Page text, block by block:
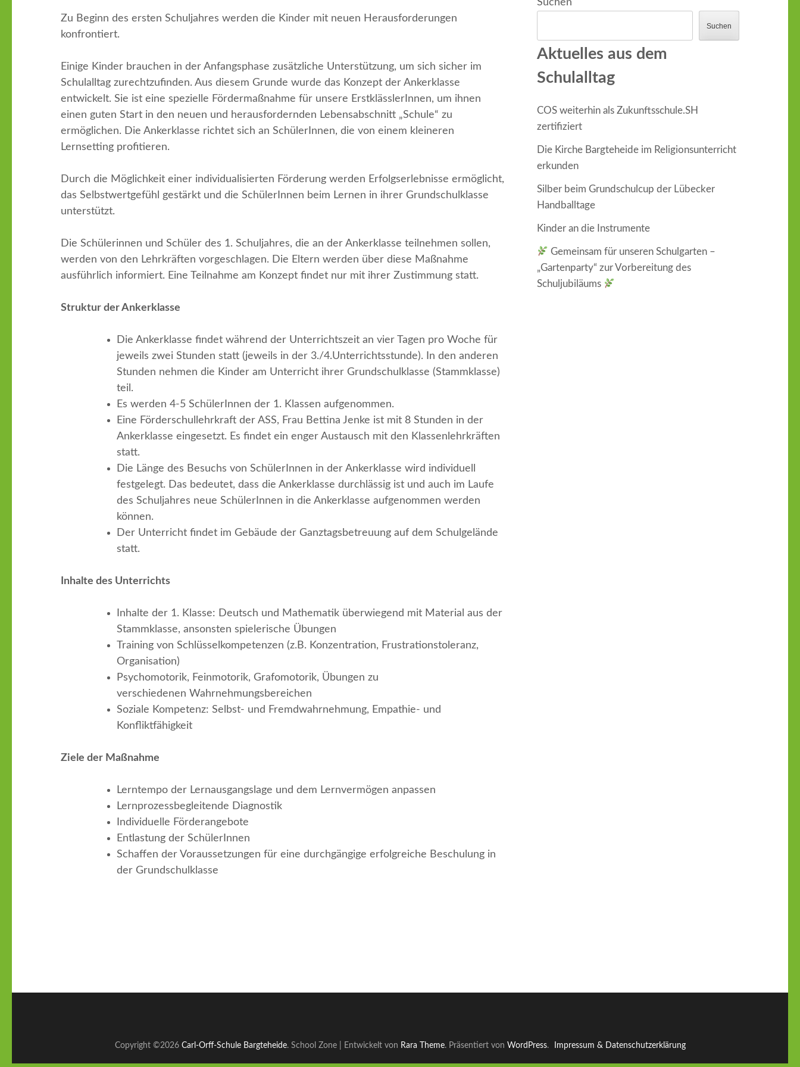
Zu Beginn des ersten Schuljahres werden die Kinder mit neuen Herausforderungen
konfrontiert.
Einige Kinder brauchen in der Anfangsphase zusätzliche Unterstützung, um sich sicher im
Schulalltag zurechtzufinden. Aus diesem Grunde wurde das Konzept der Ankerklasse
entwickelt. Sie ist eine spezielle Fördermaßnahme für unsere ErstklässlerInnen, um ihnen
einen guten Start in den neuen und herausfordernden Lebensabschnitt „Schule“ zu
ermöglichen. Die Ankerklasse richtet sich an SchülerInnen, die von einem kleineren
Lernsetting profitieren.
Durch die Möglichkeit einer individualisierten Förderung werden Erfolgserlebnisse ermöglicht,
das Selbstwertgefühl gestärkt und die SchülerInnen beim Lernen in ihrer Grundschulklasse
unterstützt.
Die Schülerinnen und Schüler des 1. Schuljahres, die an der Ankerklasse teilnehmen sollen,
werden von den Lehrkräften vorgeschlagen. Die Eltern werden über diese Maßnahme
ausführlich informiert. Eine Teilnahme am Konzept findet nur mit ihrer Zustimmung statt.
Struktur der Ankerklasse
Die Ankerklasse findet während der Unterrichtszeit an vier Tagen pro Woche für
jeweils zwei Stunden statt (jeweils in der 3./4.Unterrichtsstunde). In den anderen
Stunden nehmen die Kinder am Unterricht ihrer Grundschulklasse (Stammklasse)
teil.
Es werden 4-5 SchülerInnen der 1. Klassen aufgenommen.
Eine Förderschullehrkraft der ASS, Frau Bettina Jenke ist mit 8 Stunden in der
Ankerklasse eingesetzt. Es findet ein enger Austausch mit den Klassenlehrkräften
statt.
Die Länge des Besuchs von SchülerInnen in der Ankerklasse wird individuell
festgelegt. Das bedeutet, dass die Ankerklasse durchlässig ist und auch im Laufe
des Schuljahres neue SchülerInnen in die Ankerklasse aufgenommen werden
können.
Der Unterricht findet im Gebäude der Ganztagsbetreuung auf dem Schulgelände
statt.
Inhalte des Unterrichts
Inhalte der 1. Klasse: Deutsch und Mathematik überwiegend mit Material aus der
Stammklasse, ansonsten spielerische Übungen
Training von Schlüsselkompetenzen (z.B. Konzentration, Frustrationstoleranz,
Organisation)
Psychomotorik, Feinmotorik, Grafomotorik, Übungen zu
verschiedenen Wahrnehmungsbereichen
Soziale Kompetenz: Selbst- und Fremdwahrnehmung, Empathie- und
Konfliktfähigkeit
Ziele der Maßnahme
Lerntempo der Lernausgangslage und dem Lernvermögen anpassen
Lernprozessbegleitende Diagnostik
Individuelle Förderangebote
Entlastung der SchülerInnen
Schaffen der Voraussetzungen für eine durchgängige erfolgreiche Beschulung in
der Grundschulklasse
Suchen
Suchen
Aktuelles aus dem
Schulalltag
COS weiterhin als Zukunftsschule.SH
zertifiziert
Die Kirche Bargteheide im Religionsunterricht
erkunden
Silber beim Grundschulcup der Lübecker
Handballtage
Kinder an die Instrumente
Gemeinsam für unseren Schulgarten –
„Gartenparty“ zur Vorbereitung des
Schuljubiläums
Copyright ©2026 Carl-Orff-Schule Bargteheide. School Zone | Entwickelt von Rara Theme. Präsentiert von WordPress. Impressum & Datenschutzerklärung